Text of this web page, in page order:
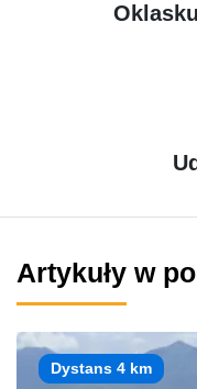
Artykuły w
Dystans 4 km